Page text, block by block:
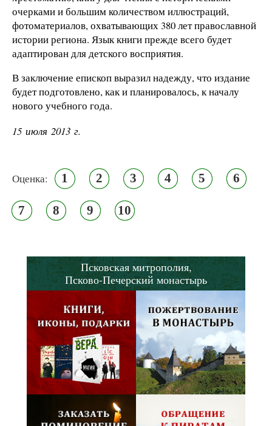
очерками и большим количеством иллюстраций,
фотоматериалов, охватывающих 380 лет православной
истории региона. Язык книги прежде всего будет
адаптирован для детского восприятия.
В заключение епископ выразил надежду, что издание
будет подготовлено, как и планировалось, к началу
нового учебного года.
15 июля 2013 г.
Оценка: 1 2 3 4 5 6
7 8 9 10
Псковская митрополия,
Псково-Печерский монастырь